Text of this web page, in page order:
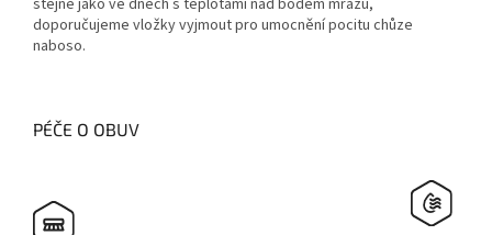
stejně jako ve dnech s teplotami nad bodem mrazu,
doporučujeme vložky vyjmout pro umocnění pocitu chůze
naboso.
PÉČE O OBUV